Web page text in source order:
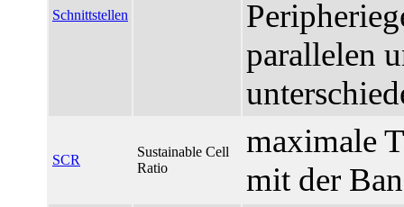
Schnittstellen
parallelen
SCR
Sustainable Cell
Ratio
maximale
mit der